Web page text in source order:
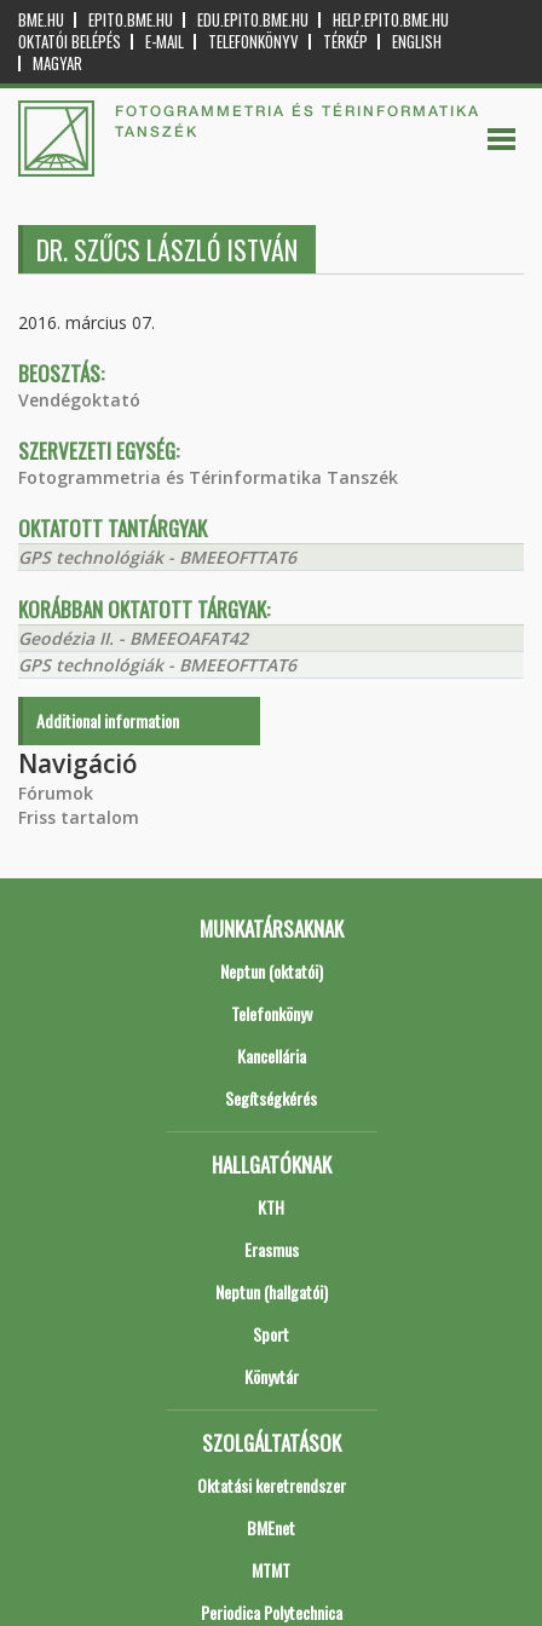
BME.HU EPITO.BME.HU EDU.EPITO.BME.HU
HELP.EPITO.BME.HU
OKTATÓI BELÉPÉS
E-MAIL TELEFONKÖNYV TÉRKÉP
ENGLISH
MAGYAR
FOTOGRAMMETRIA ÉS TÉRINFORMATIKA
TANSZÉK
DR. SZŰCS LÁSZLÓ ISTVÁN
2016. március 07.
BEOSZTÁS:
Vendégoktató
SZERVEZETI EGYSÉG:
Fotogrammetria és Térinformatika Tanszék
OKTATOTT TANTÁRGYAK
GPS technológiák - BMEEOFTTAT6
KORÁBBAN OKTATOTT TÁRGYAK:
Geodézia II. - BMEEOAFAT42
GPS technológiák - BMEEOFTTAT6
Additional information
Navigáció
Fórumok
Friss tartalom
MUNKATÁRSAKNAK
Neptun (oktatói)
Telefonkönyv
Kancellária
Segítségkérés
HALLGATÓKNAK
KTH
Erasmus
Neptun (hallgatói)
Sport
Könyvtár
SZOLGÁLTATÁSOK
Oktatási keretrendszer
BMEnet
MTMT
Periodica Polytechnica